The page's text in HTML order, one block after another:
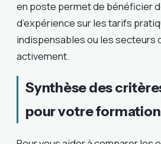
en poste permet de bénéficier
d’expérience sur les tarifs
indispensables ou les secteurs
activement.
Synthèse des
pour votre formation